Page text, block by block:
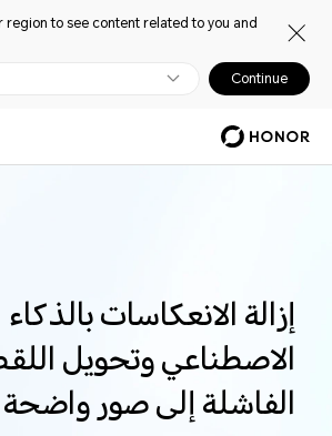
region to see content related to you and
Continue
إزالة الانعكاسات بالذكاء
الاصطناعي وتحويل
الفاشلة إلى صور